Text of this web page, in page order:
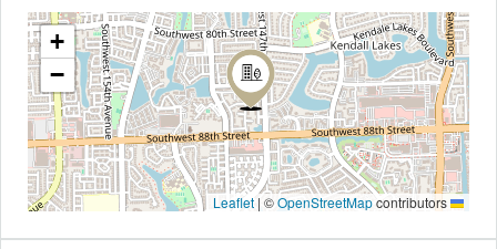
+
−
| ©OpenStreetMapcontributors